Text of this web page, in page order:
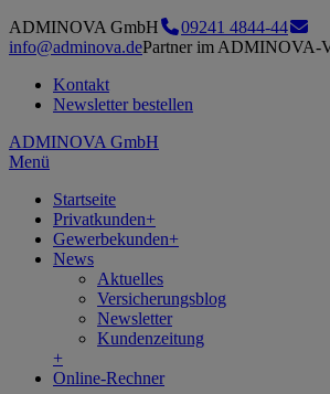
ADMINOVA GmbH
09241 4844-44
info@adminova.dePartner im ADMINOVA-
Kontakt
Newsletter bestellen
ADMINOVA GmbH
Menü
Startseite
Privatkunden+
Gewerbekunden+
News
Aktuelles
Versicherungsblog
Newsletter
Kundenzeitung
+
Online-Rechner